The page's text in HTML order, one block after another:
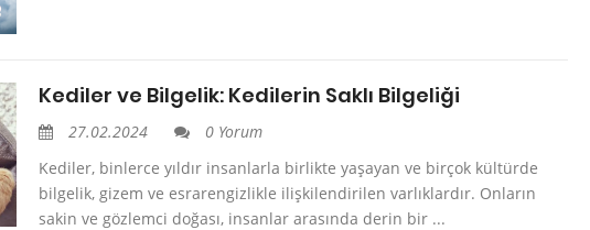
Kediler ve Bilgelik: Kedilerin Saklı Bilgeliği
27.02.2024
0 Yorum
Kediler, binlerce yıldır insanlarla birlikte yaşayan ve birçok kültürde
bilgelik, gizem ve esrarengizlikle ilişkilendirilen varlıklardır. Onların
sakin ve gözlemci doğası, insanlar arasında derin bir ...